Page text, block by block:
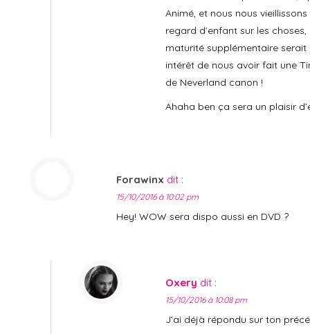
Animé, et nous nous
regard d’enfant sur les choses,
maturité supplémentaire
intérêt de nous avoir fait une
de Neverland canon !
Ahaha ben ça sera un plaisir
Forawinx dit :
15/10/2016 à 10:02 pm
Hey! WOW sera dispo aussi en DVD ?
Oxery dit :
15/10/2016 à 10:08 pm
J’ai déjà répondu sur ton